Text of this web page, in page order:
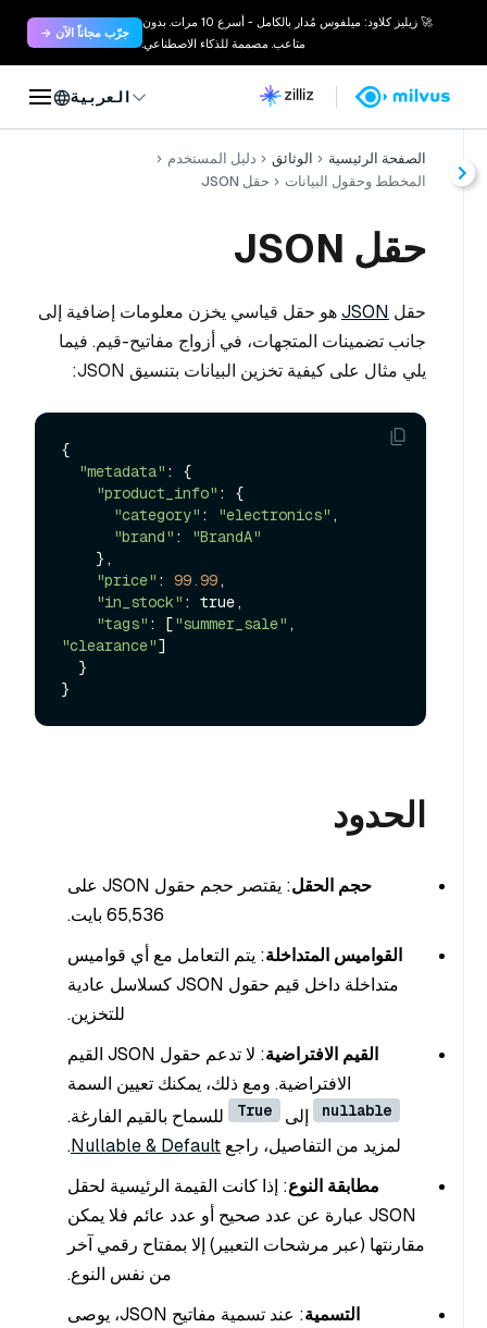
🚀 زيليز كلاود: ميلفوس مُدار بالكامل - أسرع 10 مرات. بدون
متاعب. مصممة للذكاء الاصطناعي.
جرّب مجاناً الآن →
العربية
الصفحة الرئيسية الوثائق
دليل المستخدم
المخطط وحقول البيانات
حقل JSON
حقل JSON
حقل JSONهو حقل قياسي يخزن معلومات إضافية إلى
جانب تضمينات المتجهات، في أزواج مفاتيح-قيم. فيما
يلي مثال على كيفية تخزين البيانات بتنسيق JSON:
{
"metadata" : {
"product_info" : {
"category" : "electronics" ,
"brand" :
"BrandA"
"price" : 99.99,
"in_stock" : true,
"tags" : ["summer_sale"
"clearance"]
الحدود
حجم الحقل
: يقتصر حجم حقول JSON على
65,536 بايت.
القواميس المتداخلة: يتم التعامل مع أي قواميس
متداخلة داخل قيم حقول JSON كسلاسل عادية
للتخزين.
القيم الافتراضية
: لا تدعم حقول JSON القيم
الافتراضية. ومع ذلك، يمكنك تعيين السمة
nullable إلى True
للسماح بالقيم الفارغة.
لمزيد من التفاصيل، راجع Nullable & Default
.
مطابقة النوع: إذا كانت القيمة الرئيسية لحقل
JSON عبارة عن عدد صحيح أو عدد عائم فلا يمكن
مقارنتها (عبر مرشحات التعبير) إلا بمفتاح رقمي آخر
من نفس النوع.
التسمية
: عند تسمية مفاتيح JSON، يوصى